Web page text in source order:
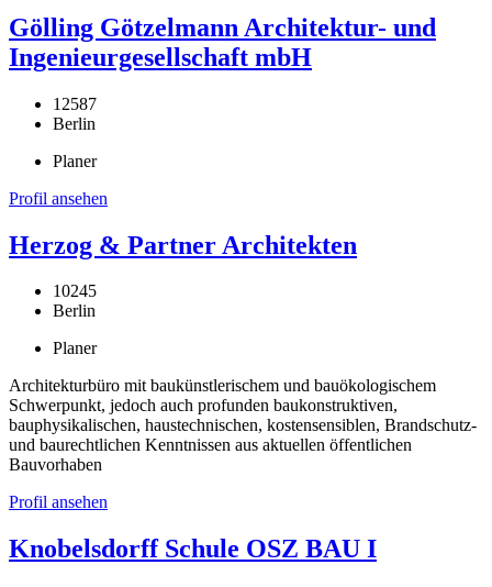
Gölling Götzelmann Architektur- und
Ingenieurgesellschaft mbH
12587
Berlin
Planer
Profil ansehen
Herzog & Partner Architekten
10245
Berlin
Planer
Architekturbüro mit baukünstlerischem und bauökologischem
Schwerpunkt, jedoch auch profunden baukonstruktiven,
bauphysikalischen, haustechnischen, kostensensiblen, Brandschutz-
und baurechtlichen Kenntnissen aus aktuellen öffentlichen
Bauvorhaben
Profil ansehen
Knobelsdorff Schule OSZ BAU I